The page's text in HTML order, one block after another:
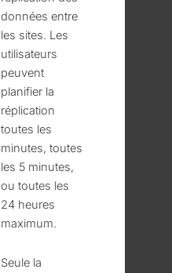
données entre
les sites. Les
utilisateurs
peuvent
planifier la
réplication
toutes les
minutes, toutes
les 5 minutes,
ou toutes les
24 heures
maximum.
Seule la